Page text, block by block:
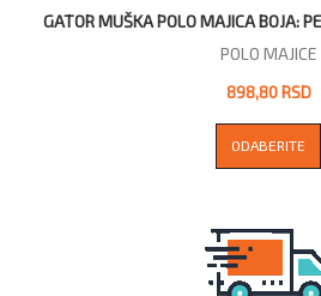
GATOR MUŠKA POLO MAJICA BOJA:
POLO MAJICE
898,80 RSD
ODABERITE